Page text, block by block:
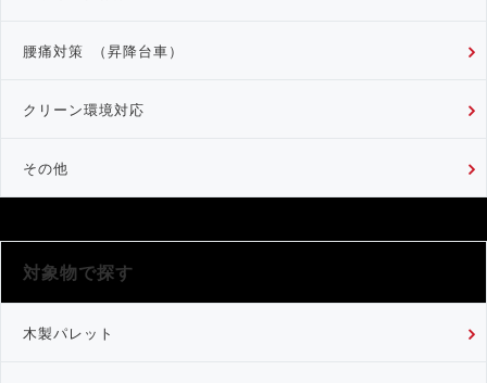
腰痛対策 （昇降台車）
クリーン環境対応
その他
対象物で探す
木製パレット